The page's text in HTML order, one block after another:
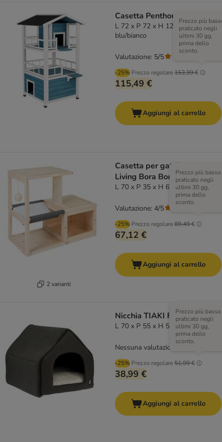
Casetta Penthouse
L 72 x P 72 x H 124 cm -
blu/bianco
-25% Prezzo regolare153,99 €
Prezzo più
praticato negli
ultimi 30 gg,
prima dello
sconto.
115,49 €
Valutazione: 5/5
Aggiungi al carrello
2 varianti
Casetta per gatti Modern
Living Bora Bora
L 70 x P 35 x H 60 cm
-25% Prezzo regolare89,49 €
Prezzo più basso
praticato negli
ultimi 30 gg,
prima dello
sconto.
67,12 €
Valutazione: 4/5
Aggiungi al carrello
Nicchia TIAKI Fingal
L 70 x P 55 x H 55 cm
-25% Prezzo regolare51,99 €
Prezzo più basso
praticato negli
ultimi 30 gg,
prima dello
sconto.
38,99 €
Nessuna valutazione
Aggiungi al carrello